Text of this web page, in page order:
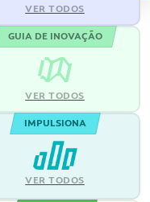
VER TODOS
GUIA DE INOVAÇÃO
VER TODOS
IMPULSIONA
VER TODOS